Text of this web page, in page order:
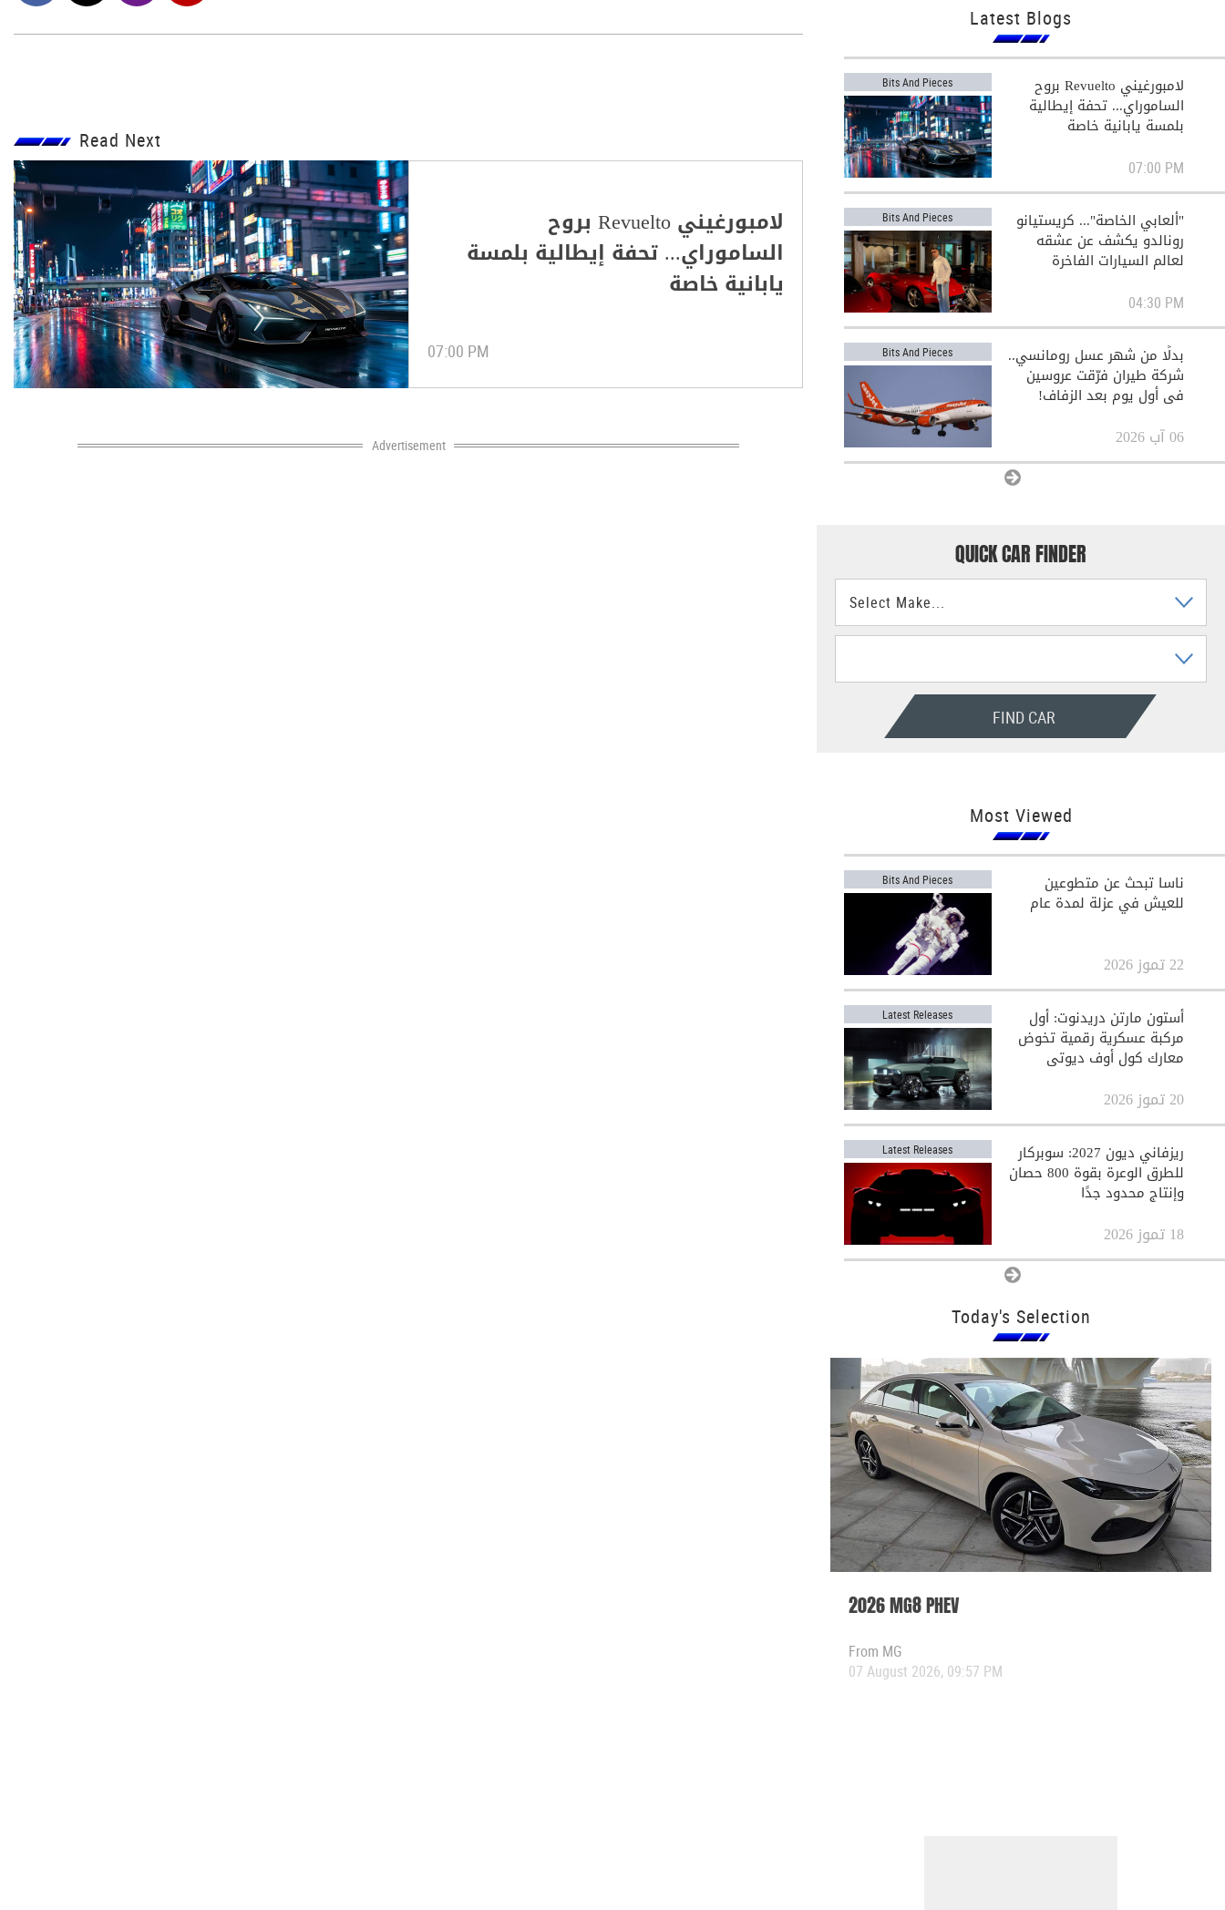
Read Next View All
لامبورغيني Revuelto بروح
الساموراي... تحفة إيطالية بلمسة
يابانية خاصة
07:00 PM
Advertisement
Latest Blogs
Bits And Pieces لامبورغيني Revuelto بروح
الساموراي... تحفة إيطالية
بلمسة يابانية خاصة
07:00 PM
Bits And Pieces "ألعابي الخاصة"... كريستيانو
رونالدو يكشف عن عشقه
لعالم السيارات الفاخرة
04:30 PM
Bits And Pieces بدلًا من شهر عسل رومانسي..
شركة طيران فرّقت عروسين
في أول يوم بعد الزفاف!
06 آب 2026
QUICK CAR FINDER
FIND CAR
Most Viewed
Bits And Pieces ناسا تبحث عن متطوعين
للعيش في عزلة لمدة عام
22 تموز 2026
Latest Releases أستون مارتن دريدنوت: أول
مركبة عسكرية رقمية تخوض
معارك كول أوف ديوتي
20 تموز 2026
Latest Releases ريزفاني ديون 2027: سوبركار
للطرق الوعرة بقوة 800 حصان
وإنتاج محدود جدًا
18 تموز 2026
Today's Selection
2026 MG8 PHEV
From MG
07 August 2026, 09:57 PM